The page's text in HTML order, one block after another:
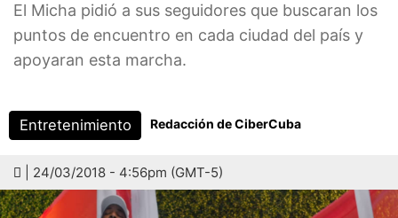
El Micha pidió a sus seguidores que buscaran los
puntos de encuentro en cada ciudad del país y
apoyaran esta marcha.
Entretenimiento Redacción de CiberCuba
| 24/03/2018 - 4:56pm (GMT-5)